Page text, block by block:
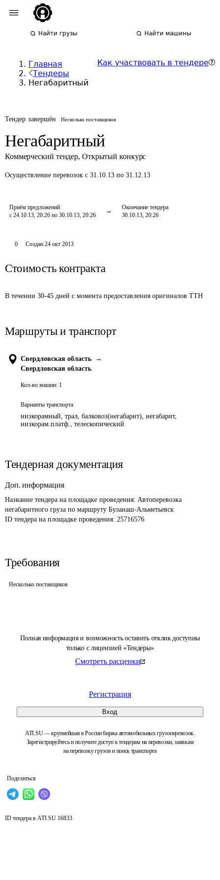
Найти грузы Найти машины
Главная
Тендеры
Негабаритный
Как участвовать в тендере
Тендер завершён Несколько поставщиков
Негабаритный
Коммерческий тендер, Открытый конкурс
Осуществление перевозок с 31.10.13 по 31.12.13
Приём предложений
с 24.10.13, 20:26 по 30.10.13, 20:26
Окончание тендера
30.10.13, 20:26
Полная информация и возможность оставить отклик доступны
только с лицензией «Тендеры»
Смотреть расценки
Регистрация
Вход
ATI.SU — крупнейшая в России биржа автомобильных грузоперевозок.
Зарегистрируйтесь и получите доступ к тендерам на перевозки, заявкам
на перевозку грузов и поиск транспорта
Поделиться
0 Создан 24 окт 2013
Стоимость контракта
В течении 30-45 дней с момента предоставления оригиналов ТТН
Маршруты и транспорт
Свердловская область
→
Свердловская область
Кол-во машин: 1
Варианты транспорта
низкорамный, трал, балковоз(негабарит), негабарит,
низкорам.платф., телескопический
Тендерная документация
Доп. информация
Название тендера на площадке проведения: Автоперевозка
негабаритного груза по маршруту Буланаш-Альметьевск
ID тендера на площадке проведения: 25716576
Требования
Несколько поставщиков
ID тендера в ATI.SU 16833